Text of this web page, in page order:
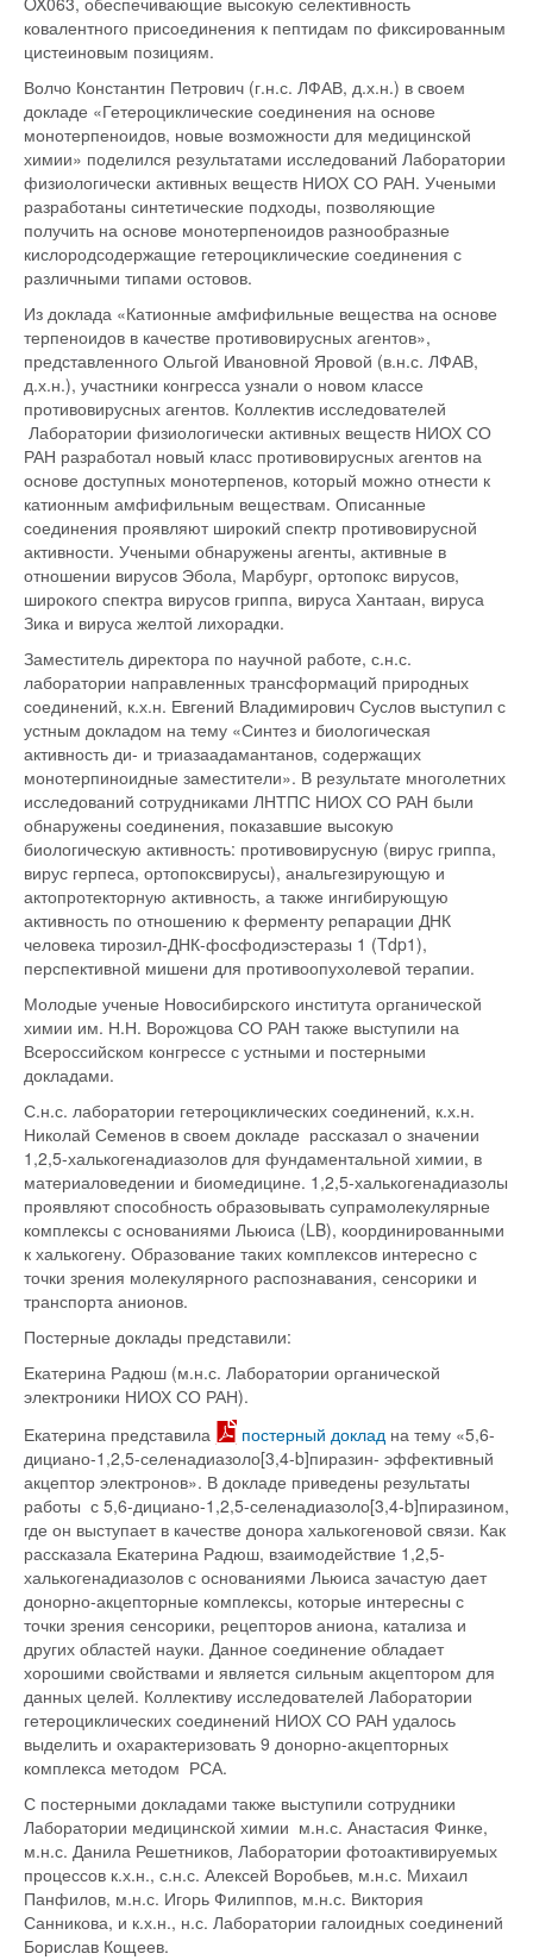
ковалентного присоединения к пептидам по фиксированным
цистеиновым позициям.
Волчо Константин Петрович (г.н.с. ЛФАВ, д.х.н.) в своем
докладе «Гетероциклические соединения на основе
монотерпеноидов, новые возможности для медицинской
химии» поделился результатами исследований Лаборатории
физиологически активных веществ НИОХ СО РАН. Учеными
разработаны синтетические подходы, позволяющие
получить на основе монотерпеноидов разнообразные
кислородсодержащие гетероциклические соединения с
различными типами остовов.
Из доклада «Катионные амфифильные вещества на основе
терпеноидов в качестве противовирусных агентов»,
представленного Ольгой Ивановной Яровой (в.н.с. ЛФАВ,
д.х.н.), участники конгресса узнали о новом классе
противовирусных агентов. Коллектив исследователей
Лаборатории физиологически активных веществ НИОХ СО
РАН разработал новый класс противовирусных агентов на
основе доступных монотерпенов, который можно отнести к
катионным амфифильным веществам. Описанные
соединения проявляют широкий спектр противовирусной
активности. Учеными обнаружены агенты, активные в
отношении вирусов Эбола, Марбург, ортопокс вирусов,
широкого спектра вирусов гриппа, вируса Хантаан, вируса
Зика и вируса желтой лихорадки.
Заместитель директора по научной работе, с.н.с.
лаборатории направленных трансформаций природных
соединений, к.х.н. Евгений Владимирович Суслов выступил с
устным докладом на тему «Синтез и биологическая
активность ди- и триазаадамантанов, содержащих
монотерпиноидные заместители». В результате многолетних
исследований сотрудниками ЛНТПС НИОХ СО РАН были
обнаружены соединения, показавшие высокую
биологическую активность: противовирусную (вирус гриппа,
вирус герпеса, ортопоксвирусы), анальгезирующую и
актопротекторную активность, а также ингибирующую
активность по отношению к ферменту репарации ДНК
человека тирозил-ДНК-фосфодиэстеразы 1 (Tdp1),
перспективной мишени для противоопухолевой терапии.
Молодые ученые Новосибирского института органической
химии им. Н.Н. Ворожцова СО РАН также выступили на
Всероссийском конгрессе с устными и постерными
докладами.
С.н.с. лаборатории гетероциклических соединений, к.х.н.
Николай Семенов в своем докладе рассказал о значении
1,2,5-халькогенадиазолов для фундаментальной химии, в
материаловедении и биомедицине. 1,2,5-халькогенадиазолы
проявляют способность образовывать супрамолекулярные
комплексы с основаниями Льюиса (LB), координированными
к халькогену. Образование таких комплексов интересно с
точки зрения молекулярного распознавания, сенсорики и
транспорта анионов.
Постерные доклады представили:
Екатерина Радюш (м.н.с. Лаборатории органической
электроники НИОХ СО РАН).
Екатерина представила
постерный доклад на тему «5,6-
дициано-1,2,5-селенадиазоло[3,4-b]пиразин- эффективный
акцептор электронов». В докладе приведены результаты
работы с 5,6-дициано-1,2,5-селенадиазоло[3,4-b]пиразином,
где он выступает в качестве донора халькогеновой связи. Как
рассказала Екатерина Радюш, взаимодействие 1,2,5-
халькогенадиазолов с основаниями Льюиса зачастую дает
донорно-акцепторные комплексы, которые интересны с
точки зрения сенсорики, рецепторов аниона, катализа и
других областей науки. Данное соединение обладает
хорошими свойствами и является сильным акцептором для
данных целей. Коллективу исследователей Лаборатории
гетероциклических соединений НИОХ СО РАН удалось
выделить и охарактеризовать 9 донорно-акцепторных
комплекса методом РСА.
С постерными докладами также выступили сотрудники
Лаборатории медицинской химии м.н.с. Анастасия Финке,
м.н.с. Данила Решетников, Лаборатории фотоактивируемых
процессов к.х.н., с.н.с. Алексей Воробьев, м.н.с. Михаил
Панфилов, м.н.с. Игорь Филиппов, м.н.с. Виктория
Санникова, и к.х.н., н.с. Лаборатории галоидных соединений
Борислав Кощеев.